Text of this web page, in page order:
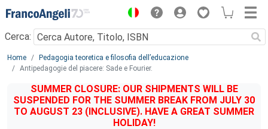
Menu
Cerca:
Main content
Home
Pedagogia teoretica e filosofia dell’educazione
Antipedagogie del piacere: Sade e Fourier.
SUMMER CLOSURE: OUR SHIPMENTS WILL BE
SUSPENDED FOR THE SUMMER BREAK FROM JULY 30
TO AUGUST 23 (INCLUSIVE). HAVE A GREAT SUMMER
HOLIDAY!